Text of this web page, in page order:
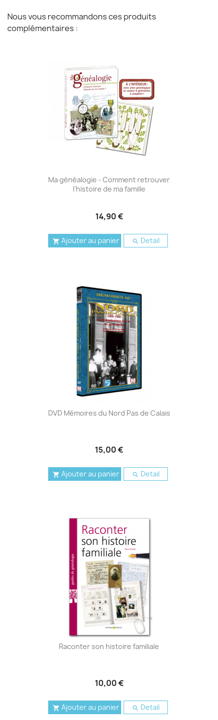
Nous vous recommandons ces produits
complémentaires :
Ma généalogie - Comment retrouver
l'histoire de ma famille
14,90 €
 Ajouter au panier  Detail
DVD Mémoires du Nord Pas de Calais
15,00 €
 Ajouter au panier  Detail
Raconter son histoire familiale
10,00 €
 Ajouter au panier  Detail